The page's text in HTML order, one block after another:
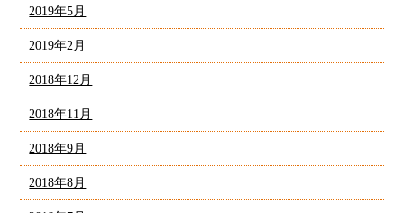
2019年5月
2019年2月
2018年12月
2018年11月
2018年9月
2018年8月